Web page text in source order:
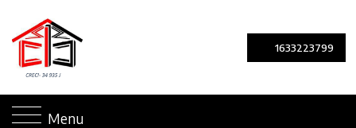
1633223799
Menu